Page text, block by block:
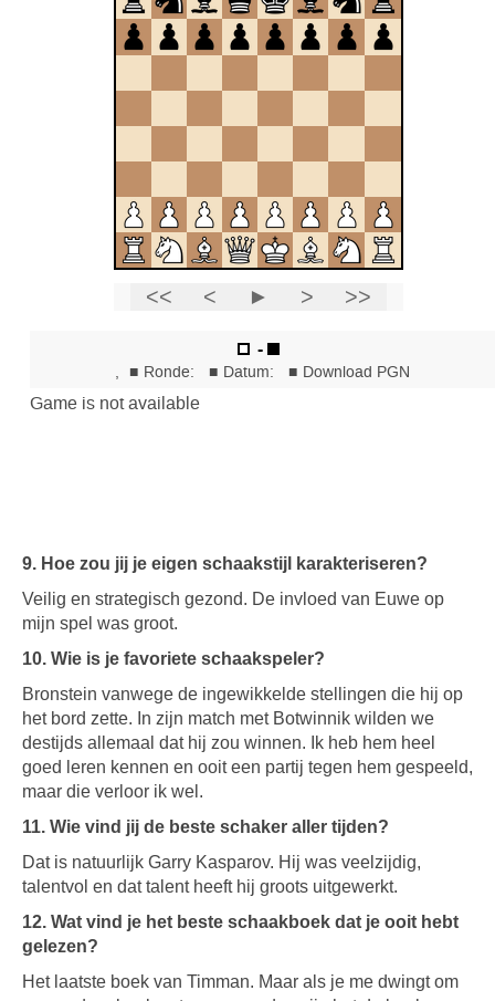
9. Hoe zou jij je eigen schaakstijl karakteriseren?
Veilig en strategisch gezond. De invloed van Euwe op
mijn spel was groot.
10. Wie is je favoriete schaakspeler?
Bronstein vanwege de ingewikkelde stellingen die hij op
het bord zette. In zijn match met Botwinnik wilden we
destijds allemaal dat hij zou winnen. Ik heb hem heel
goed leren kennen en ooit een partij tegen hem gespeeld,
maar die verloor ik wel.
11. Wie vind jij de beste schaker aller tijden?
Dat is natuurlijk Garry Kasparov. Hij was veelzijdig,
talentvol en dat talent heeft hij groots uitgewerkt.
12. Wat vind je het beste schaakboek dat je ooit hebt
gelezen?
Het laatste boek van Timman. Maar als je me dwingt om